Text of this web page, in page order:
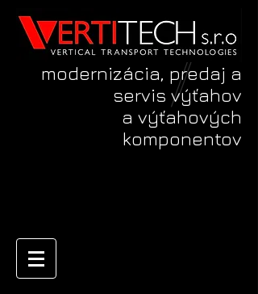
modernizácia, predaj a
servis výťahov
a výťahových
komponentov